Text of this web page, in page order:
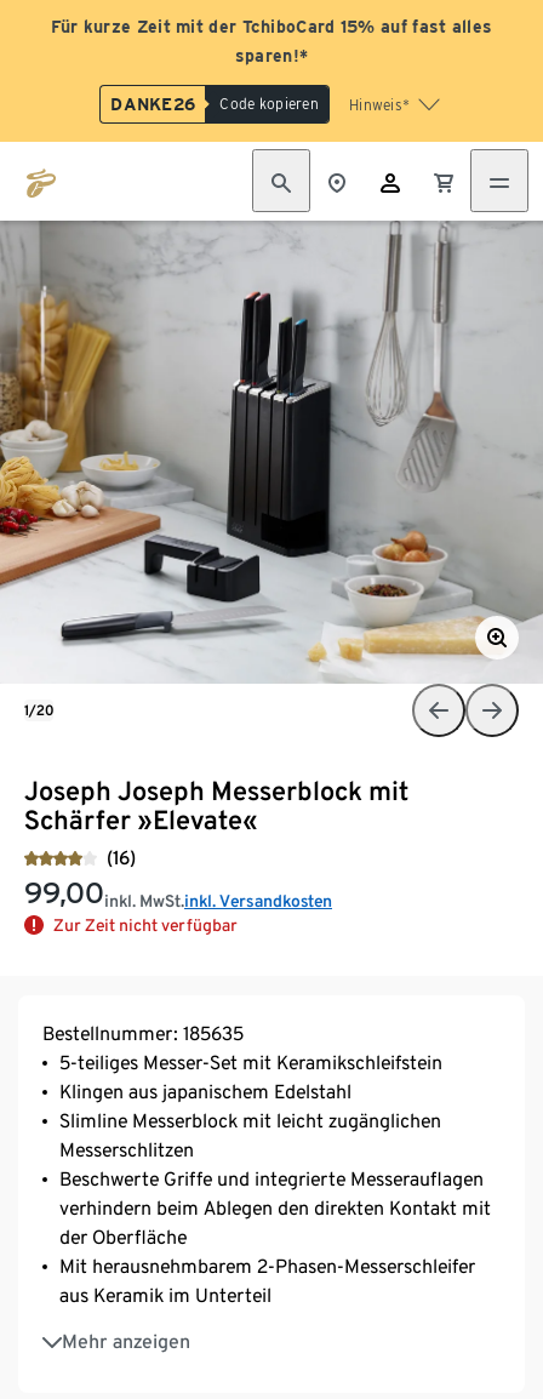
Für kurze Zeit mit der TchiboCard 15% auf fast alles
sparen!*
DANKE26 Code kopieren Hinweis*
Joseph Joseph Messerblock mit
Schärfer »Elevate«
(16)
99,00inkl. MwSt.inkl. Versandkosten
Zur Zeit nicht verfügbar
1/20
Bestellnummer: 185635
5-teiliges Messer-Set mit Keramikschleifstein
Klingen aus japanischem Edelstahl
Slimline Messerblock mit leicht zugänglichen
Messerschlitzen
Beschwerte Griffe und integrierte Messerauflagen
verhindern beim Ablegen den direkten Kontakt mit
der Oberfläche
Mit herausnehmbarem 2-Phasen-Messerschleifer
aus Keramik im Unterteil
Mehr anzeigen
Hersteller-Artikel-Nummer: 10537